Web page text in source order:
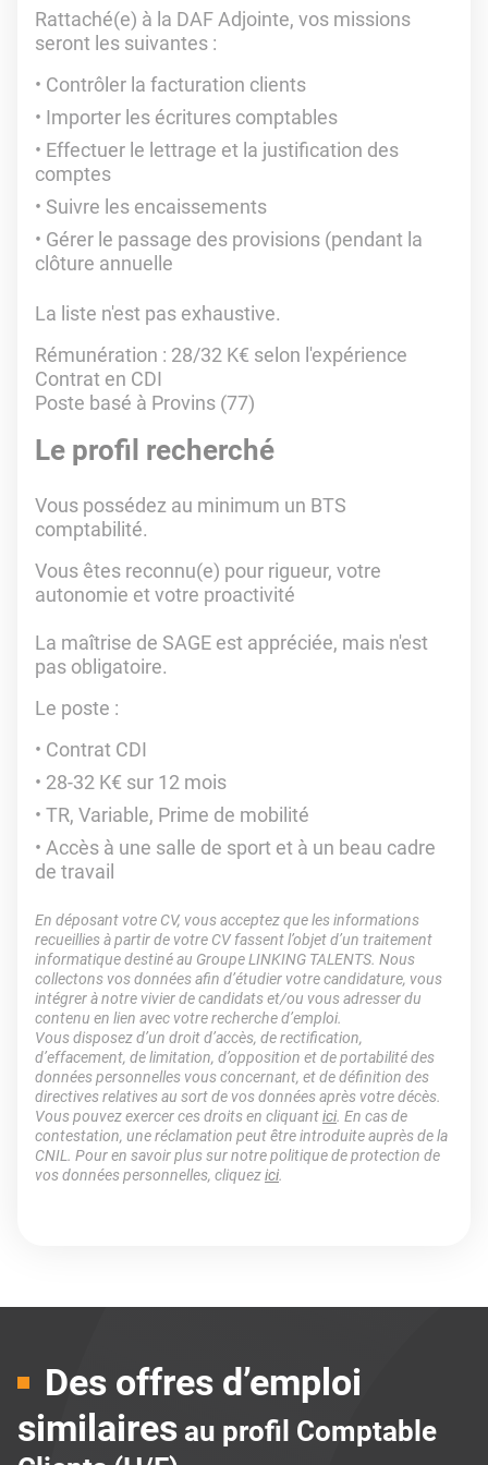
Rattaché(e) à la DAF Adjointe, vos missions
seront les suivantes :
Contrôler la facturation clients
Importer les écritures comptables
Effectuer le lettrage et la justification des
comptes
Suivre les encaissements
Gérer le passage des provisions (pendant la
clôture annuelle
La liste n'est pas exhaustive.
Rémunération : 28/32 K€ selon l'expérience
Contrat en CDI
Poste basé à Provins (77)
Le profil recherché
Vous possédez au minimum un BTS
comptabilité.
Vous êtes reconnu(e) pour rigueur, votre
autonomie et votre proactivité
La maîtrise de SAGE est appréciée, mais n'est
pas obligatoire.
Le poste :
Contrat CDI
28-32 K€ sur 12 mois
TR, Variable, Prime de mobilité
Accès à une salle de sport et à un beau cadre
de travail
En déposant votre CV, vous acceptez que les informations
recueillies à partir de votre CV fassent l’objet d’un traitement
informatique destiné au Groupe LINKING TALENTS. Nous
collectons vos données afin d’étudier votre candidature, vous
intégrer à notre vivier de candidats et/ou vous adresser du
contenu en lien avec votre recherche d’emploi.
Vous disposez d’un droit d’accès, de rectification,
d’effacement, de limitation, d’opposition et de portabilité des
données personnelles vous concernant, et de définition des
directives relatives au sort de vos données après votre décès.
Vous pouvez exercer ces droits en cliquantici. En cas de
contestation, une réclamation peut être introduite auprès de la
CNIL. Pour en savoir plus sur notre politique de protection de
vos données personnelles, cliquezici.
Des offres d’emploi
similaires au profil Comptable